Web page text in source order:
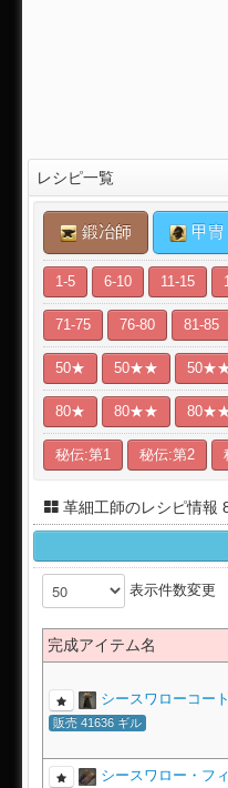
レシピ一覧
鍛冶師 甲冑
1-5 6-10 11-15
71-75 76-80 81-85
50★ 50★★
80★ 80★★
秘伝:第1 秘伝:第2
革細工師のレシピ情報
表示件数変更
完成アイテム名
シースワローコート
販売 41636 ギル
シースワロー・フ